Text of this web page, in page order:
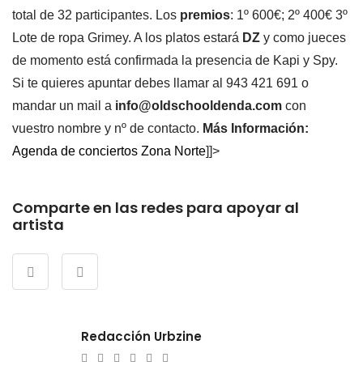
total de 32 participantes. Los premios: 1º 600€; 2º 400€ 3º
Lote de ropa Grimey. A los platos estará DZ y como jueces
de momento está confirmada la presencia de Kapi y Spy.
Si te quieres apuntar debes llamar al 943 421 691 o
mandar un mail a info@oldschooldenda.com con
vuestro nombre y nº de contacto. Más Información:
Agenda de conciertos Zona Norte]]>
Comparte en las redes para apoyar al
artista
Redacción Urbzine
WebsiteTwitterFacebook
Youtube